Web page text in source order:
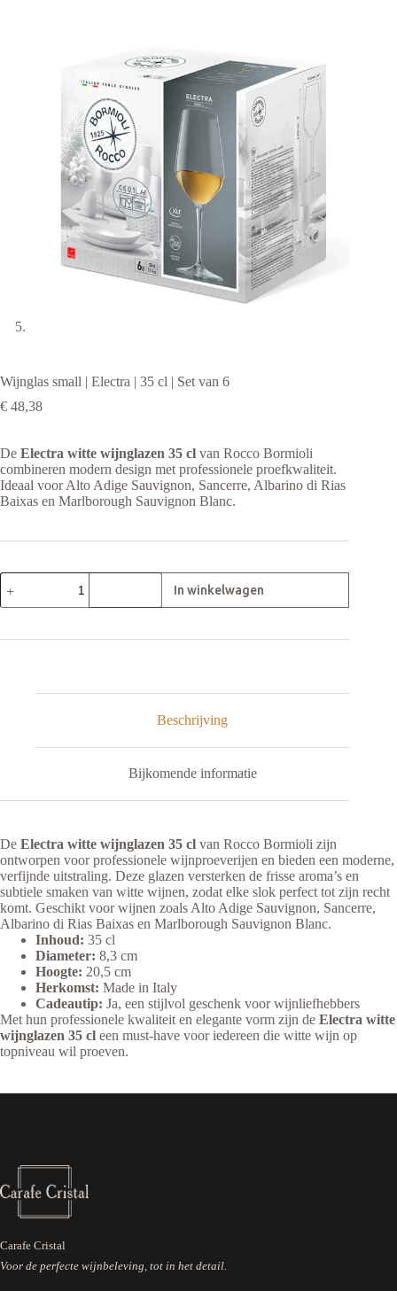
Wijnglas small | Electra | 35 cl | Set van 6
€ 48,38
De Electra witte wijnglazen 35 cl van Rocco Bormioli
combineren modern design met professionele proefkwaliteit.
Ideaal voor Alto Adige Sauvignon, Sancerre, Albarino di Rias
Baixas en Marlborough Sauvignon Blanc.
Wijnglas
small
|
|
Beschrijving
Bijkomende informatie
De Electra witte wijnglazen 35 cl van Rocco Bormioli zijn
ontworpen voor professionele wijnproeverijen en bieden een moderne,
verfijnde uitstraling. Deze glazen versterken de frisse aroma’s en
subtiele smaken van witte wijnen, zodat elke slok perfect tot zijn recht
komt. Geschikt voor wijnen zoals Alto Adige Sauvignon, Sancerre,
Albarino di Rias Baixas en Marlborough Sauvignon Blanc.
Inhoud: 35 cl
Diameter: 8,3 cm
Hoogte: 20,5 cm
Herkomst: Made in Italy
Cadeautip: Ja, een stijlvol geschenk voor wijnliefhebbers
Met hun professionele kwaliteit en elegante vorm zijn de Electra witte
wijnglazen 35 cl een must-have voor iedereen die witte wijn op
topniveau wil proeven.
Carafe Cristal
Voor de perfecte wijnbeleving, tot in het detail.